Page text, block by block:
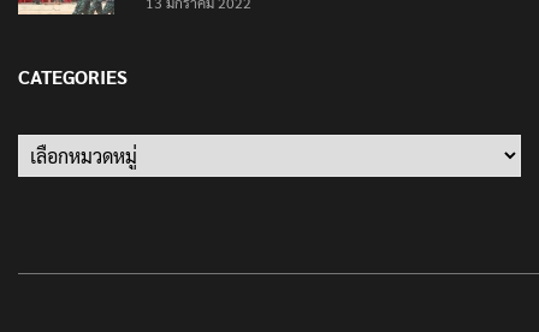
CATEGORIES
Categories